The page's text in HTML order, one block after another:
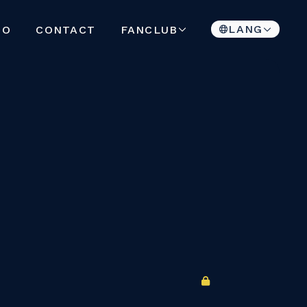
CONTACT FANCLUB LANG